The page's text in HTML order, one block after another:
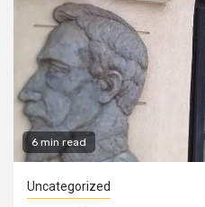
6 min read
Uncategorized